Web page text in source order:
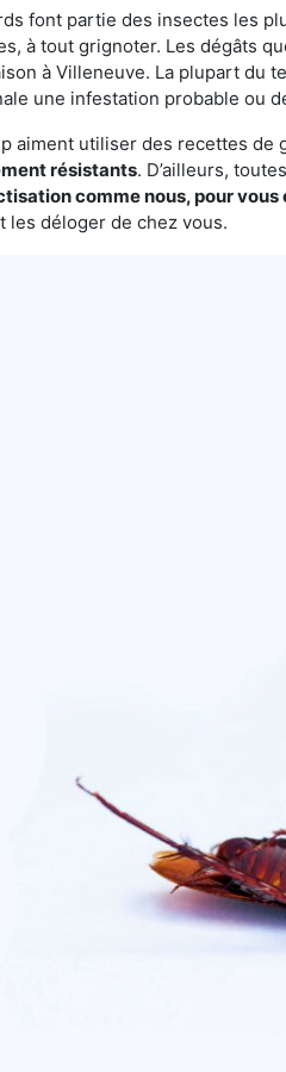
font partie des insectes les
à tout grignoter. Les dégâts
à Villeneuve. La plupart du
une infestation probable ou
aiment utiliser des recettes de
résistants. D’ailleurs,
comme nous, pour vous
les déloger de chez vous.